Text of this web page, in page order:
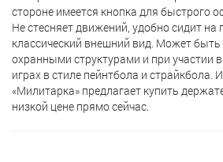
стороне имеется кнопка для быстрого
Не стесняет движений, удобно сидит на
классический внешний вид. Может
охранными структурами и при участии
играх в стиле пейнтбола и страйкбола.
«Милитарка» предлагает кyпить
низкой цене прямо сейчас.